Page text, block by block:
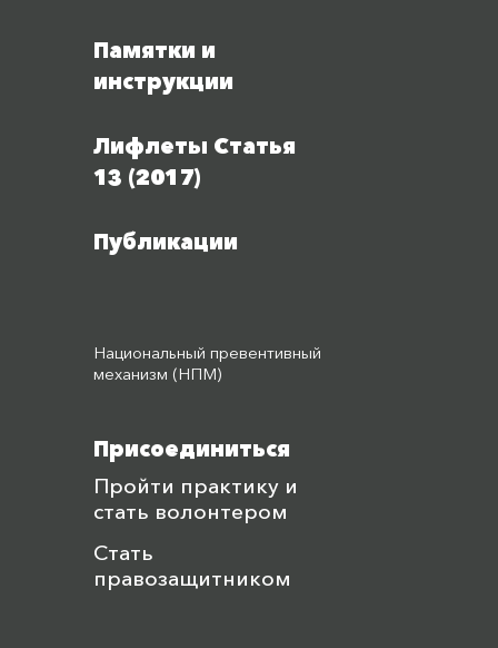
Памятки и
инструкции
Лифлеты Статья
13 (2017)
Публикации
Национальный превентивный
механизм (НПМ)
Присоединиться
Пройти практику и
стать волонтером
Стать
правозащитником